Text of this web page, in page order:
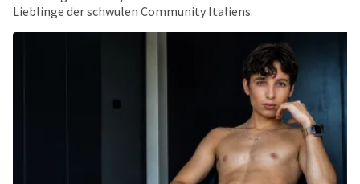
Lieblinge der schwulen Community Italiens.